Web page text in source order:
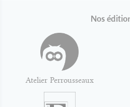
Nos
Atelier Perrousseaux